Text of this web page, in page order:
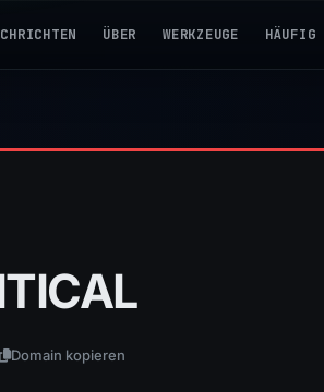
ÜBER WERKZEUGE HÄUFIG
Domain kopieren